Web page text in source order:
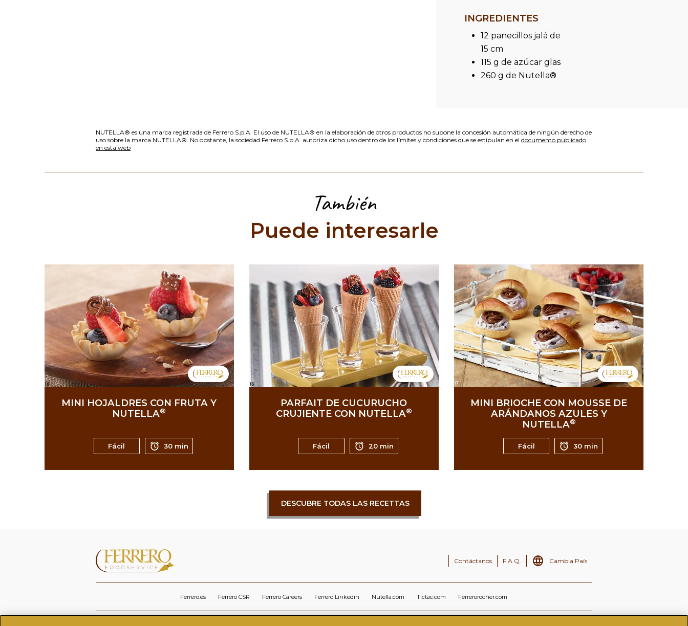
INGREDIENTES
12 panecillos jalá de
15 cm
115 g de azúcar glas
260 g de Nutella®
NUTELLA® es una marca registrada de Ferrero S.p.A. El uso de NUTELLA® en la elaboración de otros productos no supone la concesión automática de ningún derecho de
uso sobre la marca NUTELLA®. No obstante, la sociedad Ferrero S.p.A. autoriza dicho uso dentro de los límites y condiciones que se estipulan en el documento publicado
en esta web
También
Puede interesarle
MINI HOJALDRES CON FRUTA Y
NUTELLA®
Fácil 30 min
PARFAIT DE CUCURUCHO
CRUJIENTE CON NUTELLA®
Fácil 20 min
MINI BRIOCHE CON MOUSSE DE
ARÁNDANOS AZULES Y
NUTELLA®
Fácil 30 min
DESCUBRE TODAS LAS RECETTAS
Contáctanos F.A.Q. Cambia País
Ferrero.es Ferrero CSR Ferrero Careers Ferrero Linkedin Nutella.com Tictac.com Ferrerorocher.com